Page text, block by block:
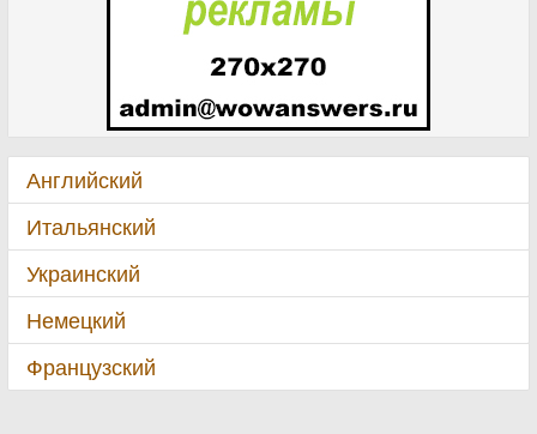
Английский
Итальянский
Украинский
Немецкий
Французский